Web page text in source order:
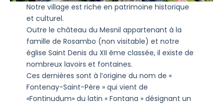
Notre village est riche en patrimoine historique
et culturel.
Outre le château du Mesnil appartenant à la
famille de Rosambo (non visitable) et notre
église Saint Denis du XII ème classée, il existe de
nombreux lavoirs et fontaines.
Ces dernières sont à l’origine du nom de «
Fontenay-Saint-Père » qui vient de
«Fontinudum» du latin « Fontana » désignant un